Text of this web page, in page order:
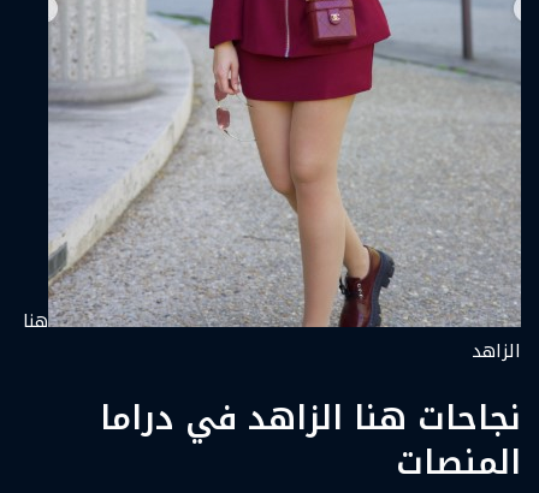
هنا
الزاهد
نجاحات هنا الزاهد في دراما
المنصات